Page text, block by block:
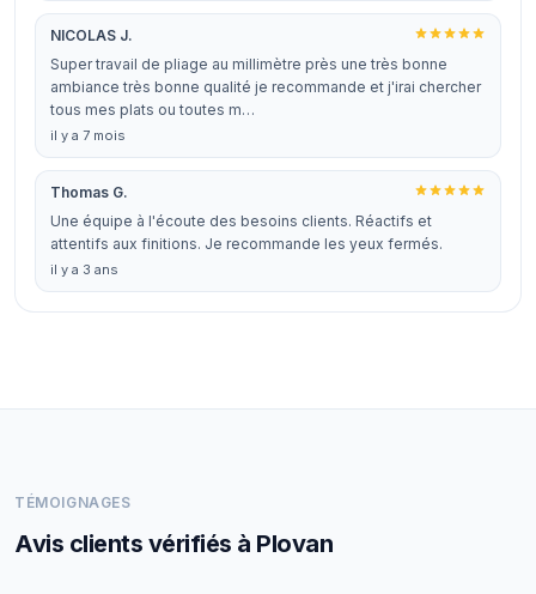
NICOLAS J.
Super travail de pliage au millimètre près une très bonne
ambiance très bonne qualité je recommande et j'irai chercher
tous mes plats ou toutes m…
il y a 7 mois
Thomas G.
Une équipe à l'écoute des besoins clients. Réactifs et
attentifs aux finitions. Je recommande les yeux fermés.
il y a 3 ans
TÉMOIGNAGES
Avis clients vérifiés à Plovan